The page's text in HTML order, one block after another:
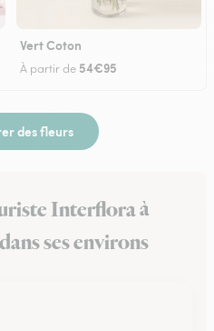
Vert Coton
À partir de 54€95
des fleurs
Interflora à
ses environs